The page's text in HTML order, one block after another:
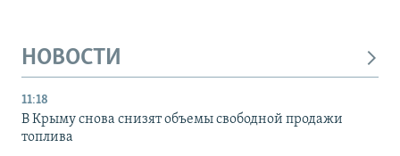
НОВОСТИ
11:18
В Крыму снова снизят объемы свободной продажи
топлива